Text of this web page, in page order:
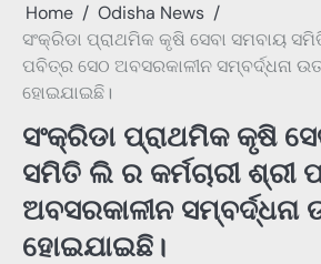
Home
Odisha News
ସଂକ୍ରିଡା ପ୍ରାଥମିକ କୃଷି ସେବା ସମବାୟ
ପବିତ୍ର ସେଠ ଅବସରକାଳୀନ ସମ୍ବର୍ଦ୍ଧନା
ହୋଇଯାଇଛି।
ସଂକ୍ରିଡା ପ୍ରାଥମିକ କୃଷି
ସମିତି ଲି ର କର୍ମଚାରୀ ଶ୍ରୀ
ଅବସରକାଳୀନ
ହୋଇଯାଇଛି।